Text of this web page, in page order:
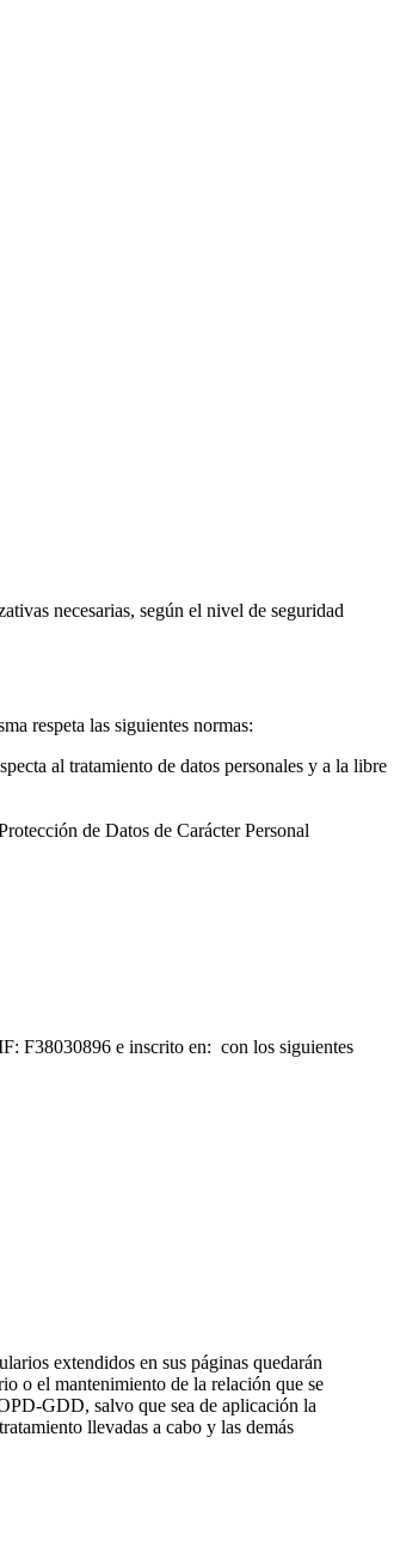
necesarias, según el nivel de seguridad
respeta las siguientes normas:
al tratamiento de datos personales y a la libre
de Datos de Carácter Personal
F38030896 e inscrito en: con los siguientes
extendidos en sus páginas quedarán
o el mantenimiento de la relación que se
GDD, salvo que sea de aplicación la
llevadas a cabo y las demás